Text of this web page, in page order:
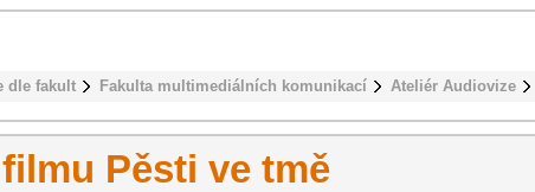
dle fakult Fakulta multimediálních komunikací Ateliér Audiovize
Pěsti ve tmě